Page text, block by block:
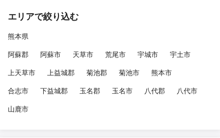
エリアで絞り込む
熊本県
阿蘇郡
阿蘇市 天草市 荒尾市 宇城市
宇土市
上天草市
上益城郡 菊池郡 菊池市
熊本市
合志市
下益城郡 玉名郡 玉名市 八代郡
八代市
山鹿市